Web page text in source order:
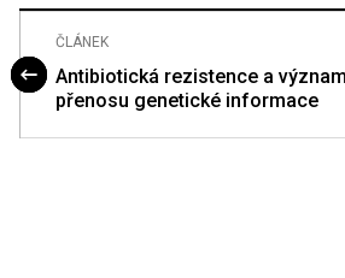
ČLÁNEK
Antibiotická rezistence a
přenosu genetické informace